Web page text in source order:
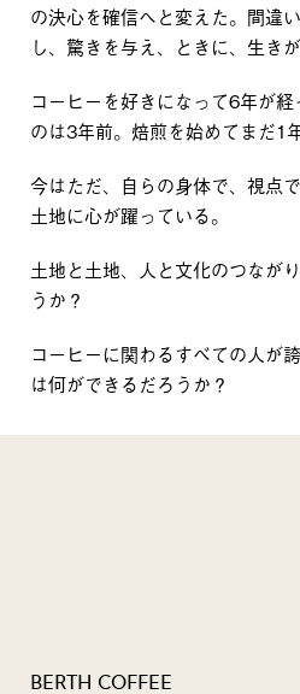
の決心を確信へと変えた。間違
し、驚きを与え、ときに、生き
コーヒーを好きになって6年が
のは3年前。焙煎を始めてまだ1
今はただ、自らの身体で、視点
土地に心が躍っている。
土地と土地、人と文化のつなが
うか？
コーヒーに関わるすべての人が
は何ができるだろうか？
BERTH COFFEE